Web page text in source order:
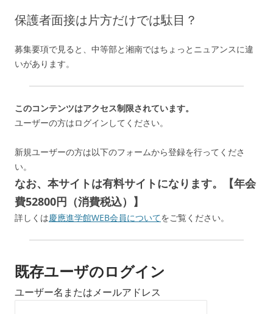
保護者面接は片方だけでは駄目？
募集要項で見ると、中等部と湘南ではちょっとニュアンスに違
いがあります。
このコンテンツはアクセス制限されています。
ユーザーの方はログインしてください。
新規ユーザーの方は以下のフォームから登録を行ってくださ
い。
なお、本サイトは有料サイトになります。【年会
費52800円（消費税込）】
詳しくは慶應進学館WEB会員についてをご覧ください。
既存ユーザのログイン
ユーザー名またはメールアドレス